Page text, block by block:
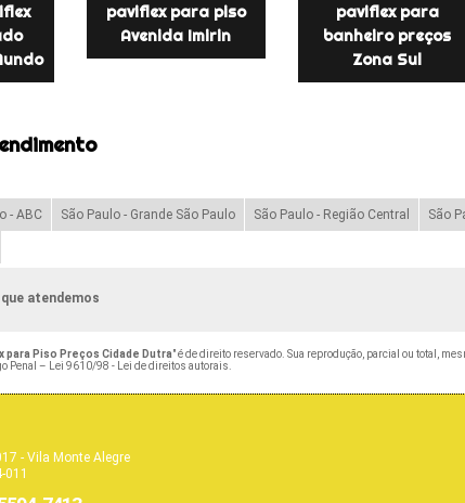
paviflex para piso
Avenida Imirin
paviflex para
banheiro preços
Zona Sul
- ABC São Paulo - Grande São Paulo São Paulo - Região Central São
atendemos
para Piso Preços Cidade Dutra" é de direito reservado. Sua reprodução, parcial ou total,
Penal –
Lei 9610/98 - Lei de direitos autorais
- Vila Monte Alegre
011